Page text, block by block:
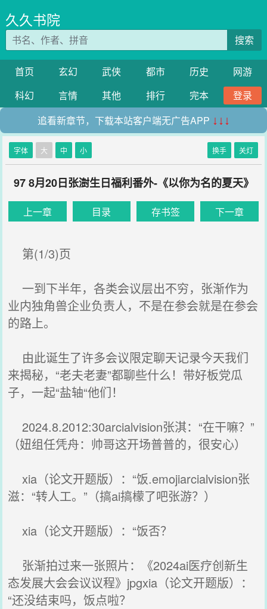
久久书院
搜索
首页 玄幻 武侠 都市 历史
网游
科幻
言情 其他 排行 完本
登录
追看新章节，下载本站客户端无广告APP ↓↓↓
字体 大 中 小 换手 关灯
97 8月20日张澍生日福利番外-《以你为名的夏天》
上一章 目录 存书签 下一章
第(1/3)页
一到下半年，各类会议层出不穷，张渐作为
业内独角兽企业负责人，不是在参会就是在参会
的路上。
由此诞生了许多会议限定聊天记录今天我们
来揭秘，“老夫老妻”都聊些什么！带好板党瓜
子，一起“盐轴“他们！
2024.8.2012:30arcialvision张淇：“在干嘛？”
（妞组任凭舟：帅哥这开场普普的，很安心）
xia（论文开题版）：“饭.emojiarcialvision张
滋：“转人工。”（搞ai搞檬了吧张游？）
xia（论文开题版）：“饭否？
张渐拍过来一张照片：《2024ai医疗创新生
态发展大会会议议程》jpgxia（论文开题版）：
“还没结束吗，饭点啦？